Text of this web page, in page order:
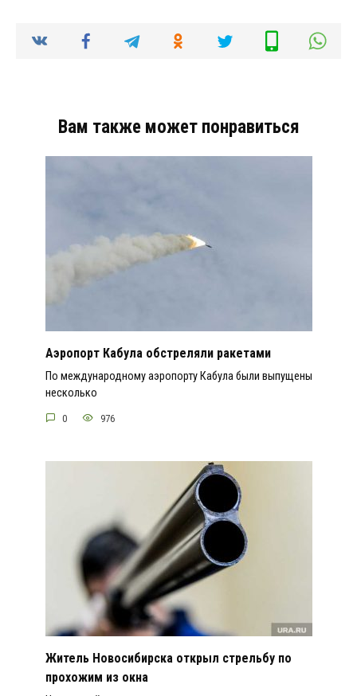
Вам также может понравиться
Аэропорт Кабула обстреляли ракетами
По международному аэропорту Кабула были выпущены
несколько
0 976
Житель Новосибирска открыл стрельбу по
прохожим из окна